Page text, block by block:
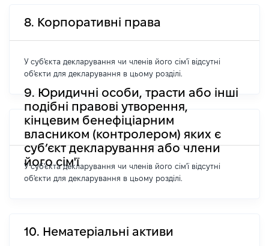
8. Корпоративні права
У суб'єкта декларування чи членів його сім'ї відсутні
об'єкти для декларування в цьому розділі.
9. Юридичні особи, трасти або інші
подібні правові утворення,
кінцевим бенефіціарним
власником (контролером) яких є
суб’єкт декларування або члени
його сім'ї
У суб'єкта декларування чи членів його сім'ї відсутні
об'єкти для декларування в цьому розділі.
10. Нематеріальні активи